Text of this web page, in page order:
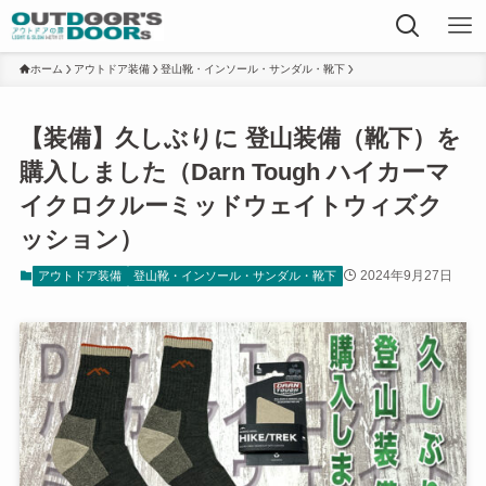
ホーム アウトドア装備 登山靴・インソール・サンダル・靴下
【装備】久しぶりに 登山装備（靴下）を
購入しました（Darn Tough ハイカーマ
イクロクルーミッドウェイトウィズク
ッション）
アウトドア装備 登山靴・インソール・サンダル・靴下 2024年9月27日